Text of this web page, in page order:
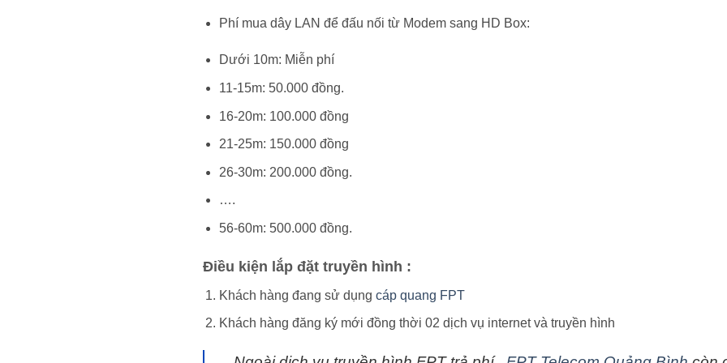
Phí mua dây LAN để đấu nối từ Modem sang HD Box:
Dưới 10m: Miễn phí
11-15m: 50.000 đồng.
16-20m: 100.000 đồng
21-25m: 150.000 đồng
26-30m: 200.000 đồng.
….
56-60m: 500.000 đồng.
Điều kiện lắp đặt truyền hình :
Khách hàng đang sử dụngcáp quang FPT
Khách hàng đăng ký mới đồng thời 02 dịch vụ internet và truyền hình